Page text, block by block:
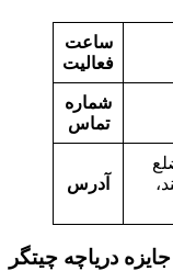
ساعت
فعالیت
شماره
تماس
آدرس
دریاچه چیتگر